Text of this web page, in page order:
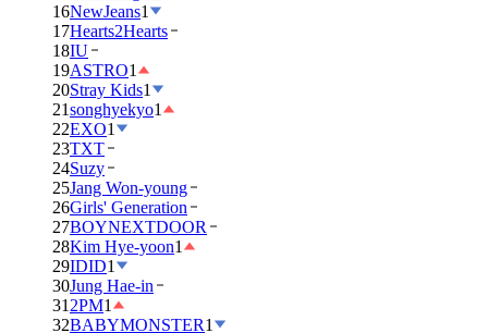
16NewJeans1
17Hearts2Hearts
18IU
19ASTRO1
20Stray Kids1
21songhyekyo1
22EXO1
23TXT
24Suzy
25Jang Won-young
26Girls' Generation
27BOYNEXTDOOR
28Kim Hye-yoon1
29IDID1
30Jung Hae-in
31 2PM1
32BABYMONSTER1